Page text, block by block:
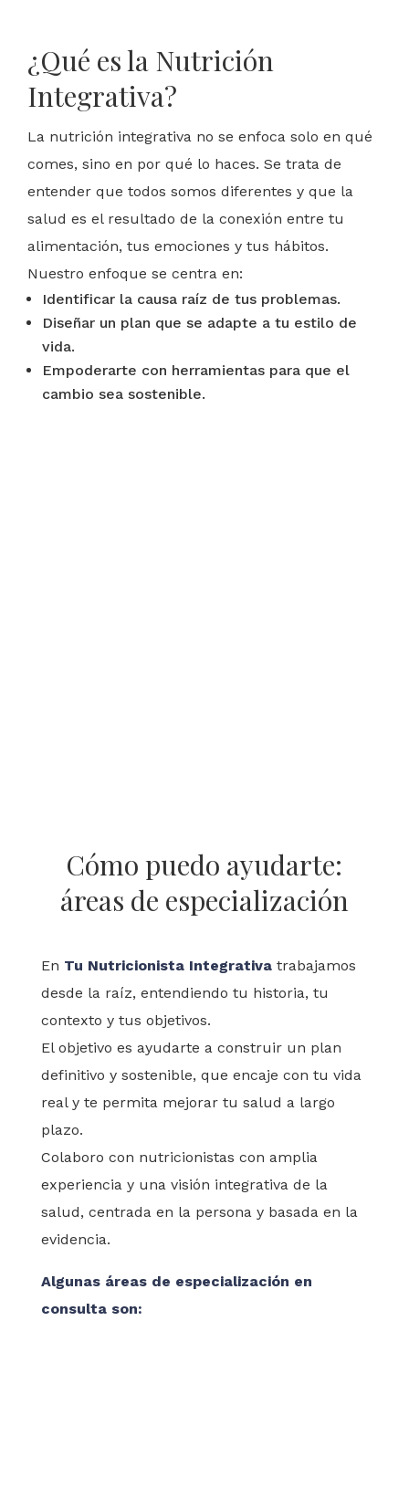
¿Qué es la Nutrición
Integrativa?
La nutrición integrativa no se enfoca solo en qué
comes, sino en por qué lo haces. Se trata de
entender que todos somos diferentes y que la
salud es el resultado de la conexión entre tu
alimentación, tus emociones y tus hábitos.
Nuestro enfoque se centra en:
Identificar la causa raíz de tus problemas.
Diseñar un plan que se adapte a tu estilo de
vida.
Empoderarte con herramientas para que el
cambio sea sostenible.
Cómo puedo ayudarte:
áreas de especialización
En Tu Nutricionista Integrativatrabajamos
desde la raíz, entendiendo tu historia, tu
contexto y tus objetivos.
El objetivo es ayudarte a construir un plan
definitivo y sostenible, que encaje con tu vida
real y te permita mejorar tu salud a largo
plazo.
Colaboro con nutricionistas con amplia
experiencia y una visión integrativa de la
salud, centrada en la persona y basada en la
evidencia.
Algunas áreas de especialización en
consulta son: